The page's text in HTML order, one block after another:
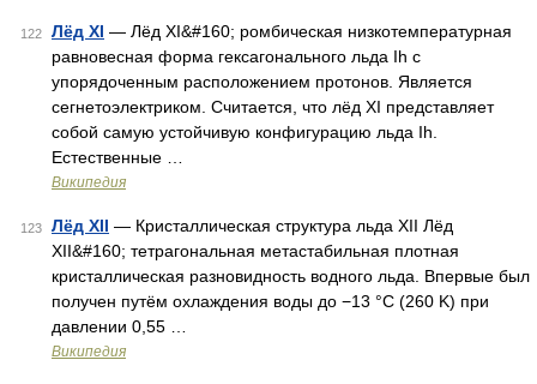
122 Лёд XI — Лёд XI&#160; ромбическая низкотемпературная
равновесная форма гексагонального льда Ih с
упорядоченным расположением протонов. Является
сегнетоэлектриком. Считается, что лёд XI представляет
собой самую устойчивую конфигурацию льда Ih.
Естественные …
Википедия
123 Лёд XII — Кристаллическая структура льда XII Лёд
XII&#160; тетрагональная метастабильная плотная
кристаллическая разновидность водного льда. Впервые был
получен путём охлаждения воды до −13 °C (260 K) при
давлении 0,55 …
Википедия